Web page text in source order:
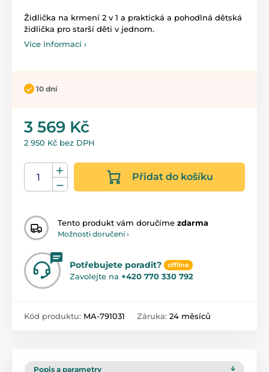
Židlička na krmení 2 v 1 a praktická a pohodlná dětská
židlička pro starší děti v jednom.
Více informací ›
10 dní
3 569 Kč
2 950 Kč bez DPH
Přidat do košíku
Tento produkt vám doručíme zdarma
Možnosti doručení ›
Potřebujete poradit? offline
Zavolejte na +420 770 330 792
Kód produktu: MA-791031 Záruka: 24 měsíců
Popis a parametry